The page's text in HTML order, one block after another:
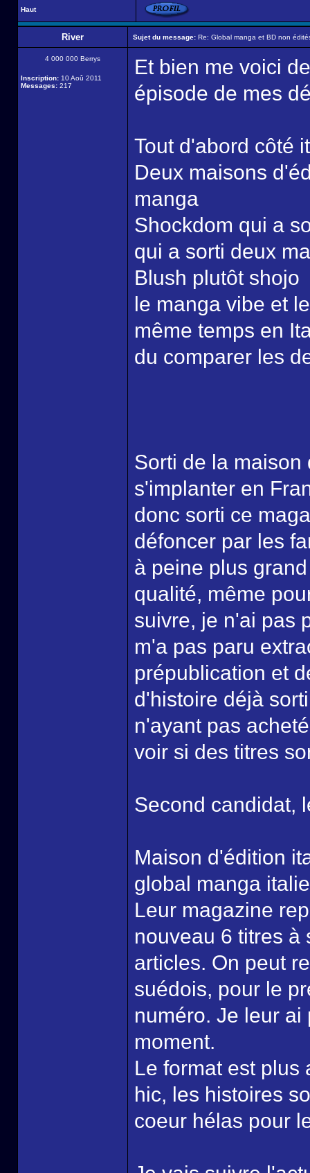
Haut
River Sujet du message: Re: Global manga et BD non
4 000 000 Berrys
Inscription: 10 Aoû 2011
Messages: 217
Et bien me voici
épisode de mes
Tout d'abord côté
Deux maisons
manga
Shockdom qui a
qui a sorti deux
Blush plutôt shojo
le manga vibe et
même temps en
du comparer les
Sorti de la
s'implanter en
donc sorti ce
défoncer par les
à peine plus
qualité, même
suivre, je n'ai pas
m'a pas paru
prépublication et
d'histoire déjà
n'ayant pas
voir si des titres
Second candidat,
Maison d'édition
global manga
Leur magazine
nouveau 6 titres à
articles. On peut
suédois, pour le
numéro. Je leur
moment.
Le format est plus
hic, les histoires
coeur hélas pour